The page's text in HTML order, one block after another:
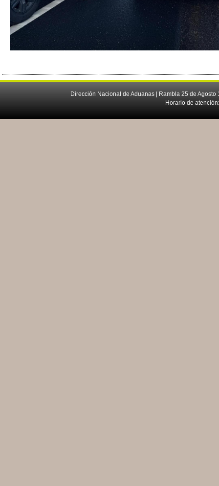
Dirección Nacional de Aduanas | Rambla 25 de
Horario de